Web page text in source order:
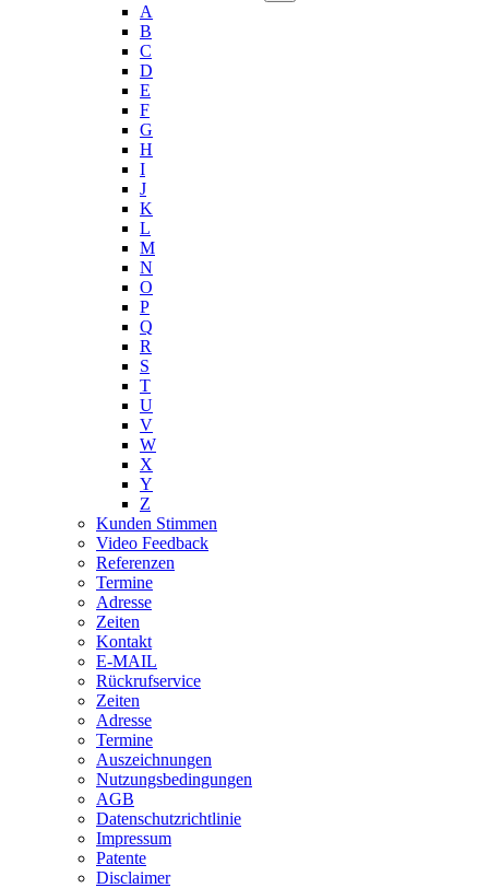
A
B
C
D
E
F
G
H
I
J
K
L
M
N
O
P
Q
R
S
T
U
V
W
X
Y
Z
Kunden Stimmen
Video Feedback
Referenzen
Termine
Adresse
Zeiten
Kontakt
E-MAIL
Rückrufservice
Zeiten
Adresse
Termine
Auszeichnungen
Nutzungsbedingungen
AGB
Datenschutzrichtlinie
Impressum
Patente
Disclaimer